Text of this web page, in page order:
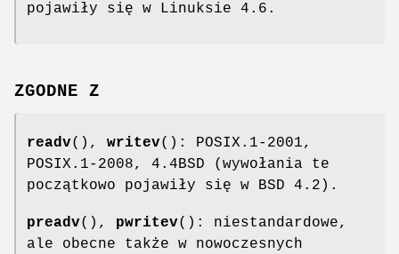
pojawiły się w Linuksie 4.6.
ZGODNE Z
readv(), writev(): POSIX.1-2001,
POSIX.1-2008, 4.4BSD (wywołania te
początkowo pojawiły się w BSD 4.2).
preadv(), pwritev(): niestandardowe,
ale obecne także w nowoczesnych